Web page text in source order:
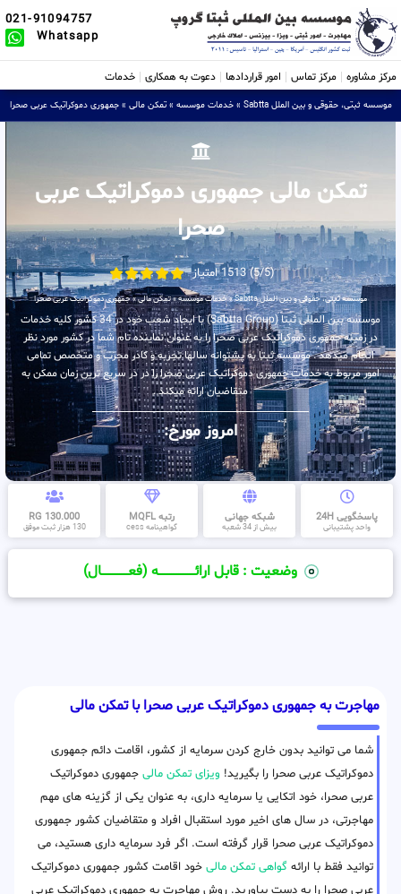
021-91094757
Whatsapp
مرکز مشاوره مرکز تماس امور قراردادها دعوت به همکاری خدمات
موسسه ثبتی، حقوقی و بین الملل Sabtta » خدمات موسسه » تمکن مالی » جمهوری دموکراتیک عربی صحرا
تمکن مالی جمهوری دموکراتیک عربی
صحرا
(5/5) 1513 امتیاز
موسسه ثبتی، حقوقی و بین الملل Sabtta »خدمات موسسه»تمکن مالی»جمهوری دموکراتیک عربی صحرا
موسسه بین المللی ثبتا (Sabtta Group) با ایجاد شعب خود در 34 کشور کلیه خدمات
در زمینه جمهوری دموکراتیک عربی صحرا را به عنوان نماینده تام شما در کشور مورد نظر
انجام میدهد . موسسه ثبتا به پشتوانه سالها تجربه و کادر مجرب و متخصص تمامی
امور مربوط به خدمات جمهوری دموکراتیک عربی صحرا را در در سریع ترین زمان ممکن به
متقاضیان ارائه میکند .
امروز مورخ:
پاسخگویی 24H
واحد پشتیبانی
شبکه جهانی
بیش از 34 شعبه
رتبه MQFL
گواهینامه cess
130.000 RG
130 هزار ثبت موفق
وضعیت : قابل ارائــــــــــــــــــــه (فعـــــــــــــــال)
مهاجرت به جمهوری دموکراتیک عربی صحرا با تمکن مالی
شما می توانید بدون خارج کردن سرمایه از کشور، اقامت دائم جمهوری
دموکراتیک عربی صحرا را بگیرید! ویزای تمکن مالی جمهوری دموکراتیک
عربی صحرا، خود اتکایی یا سرمایه داری، به عنوان یکی از گزینه های مهم
مهاجرتی، در سال های اخیر مورد استقبال افراد و متقاضیان کشور جمهوری
دموکراتیک عربی صحرا قرار گرفته است. اگر فرد سرمایه داری هستید، می
توانید فقط با ارائه گواهی تمکن مالی خود اقامت کشور جمهوری دموکراتیک
عربی صحرا را به دست بیاورید. روش مهاجرت به جمهوری دموکراتیک عربی